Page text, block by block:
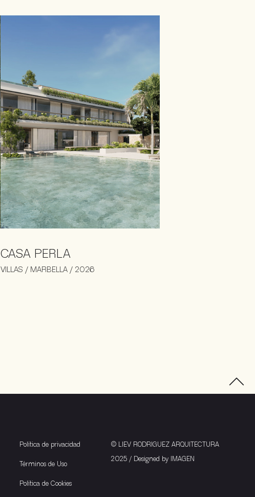
CASA PERLA
VILLAS / MARBELLA / 2026
Política de privacidad
Términos de Uso
Política de Cookies
© LIEV RODRIGUEZ ARQUITECTURA
2025 / Designed by IMAGEN